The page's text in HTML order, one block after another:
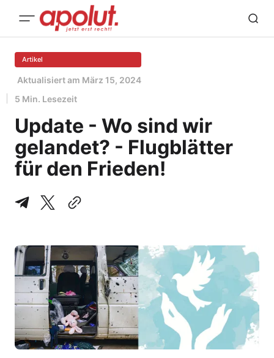
Artikel
Aktualisiert am März 15, 2024
5 Min. Lesezeit
Update - Wo sind wir
gelandet? - Flugblätter
für den Frieden!